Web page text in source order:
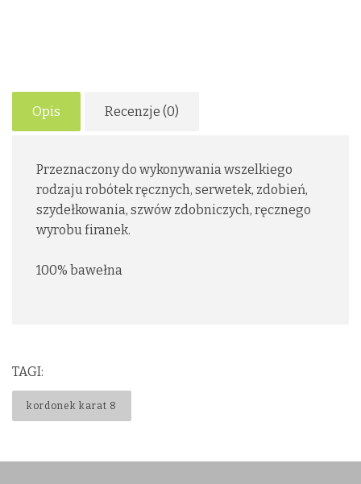
Opis Recenzje (0)
Przeznaczony do wykonywania wszelkiego
rodzaju robótek ręcznych, serwetek, zdobień,
szydełkowania, szwów zdobniczych, ręcznego
wyrobu firanek.
100% bawełna
TAGI:
kordonek karat 8